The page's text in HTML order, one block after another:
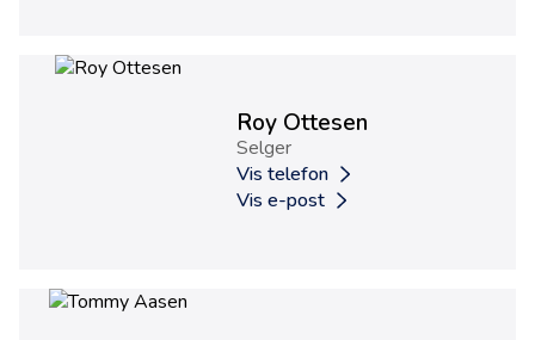
Roy Ottesen
Selger
Vis telefon
Vis e-post